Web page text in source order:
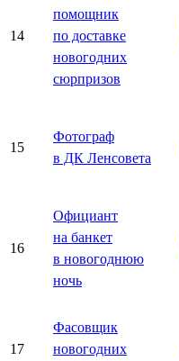
14
помощник
по доставке
новогодних
сюрпризов
15
Фотограф
в ДК Ленсовета
16
Официант
на банкет
в новогоднюю
ночь
17
Фасовщик
новогодних